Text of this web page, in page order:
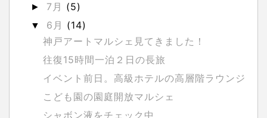
► 7月 (5)
▼ 6月 (14)
神戸アートマルシェ見てきました！
往復15時間一泊２日の長旅
イベント前日。高級ホテルの高層階ラウンジ
こども園の園庭開放マルシェ
シャボン液をチェック中